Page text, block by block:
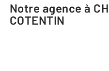
Notre agence à
COTENTIN